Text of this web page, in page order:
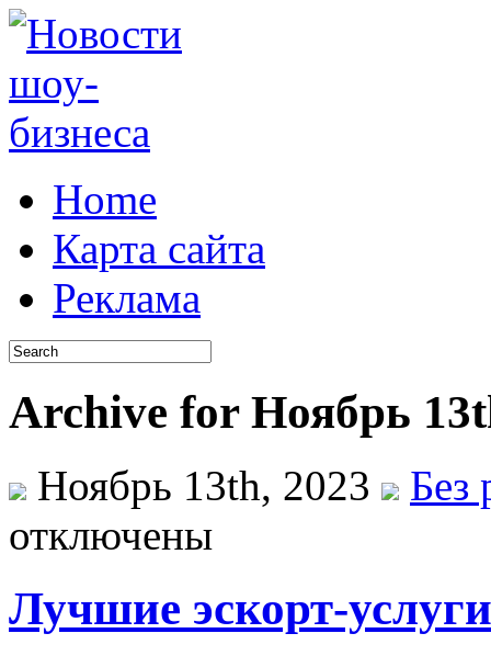
Home
Карта сайта
Реклама
Archive for Ноябрь
Ноябрь 13th, 2023
Без
отключены
Лучшие эскорт-